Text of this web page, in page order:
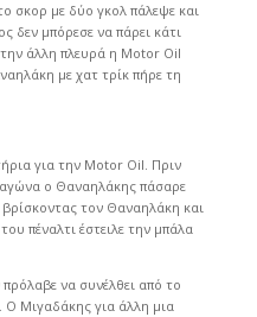
σκορ με δύο γκολ πάλεψε και
δεν μπόρεσε να πάρει κάτι
την άλλη πλευρά η Motor Oil
με χατ τρίκ πήρε τη
για την Motor Oil. Πριν
ο Θαναηλάκης πάσαρε
τον Θαναηλάκη και
πέναλτι έστειλε την μπάλα
να συνέλθει από το
Ο Μιγαδάκης για άλλη μια